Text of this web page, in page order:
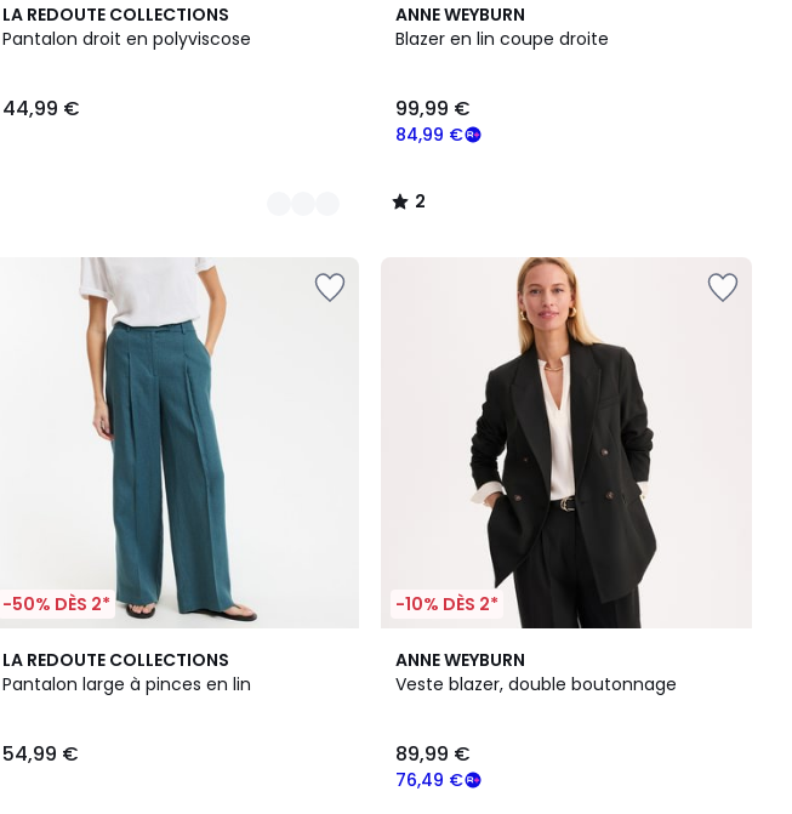
LA REDOUTE COLLECTIONS
Pantalon droit en polyviscose
44,99 €
3
Couleurs
ANNE WEYBURN
Blazer en lin coupe droite
84,99 €
99,99 €
2
/
2
/
-50% DÈS 2*
LA REDOUTE COLLECTIONS
Pantalon large à pinces en lin
54,99 €
4,3
/ 5
4
Couleurs
-10% DÈS 2*
ANNE WEYBURN
Veste blazer, double boutonnage
76,49 €
89,99 €
4
/